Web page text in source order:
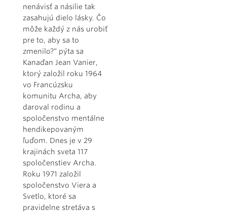
nenávisť a násilie tak
zasahujú dielo lásky. Čo
môže každý z nás urobiť
pre to, aby sa to
zmenilo?“ pýta sa
Kanaďan Jean Vanier,
ktorý založil roku 1964
vo Francúzsku
komunitu Archa, aby
daroval rodinu a
spoločenstvo mentálne
hendikepovaným
ľuďom. Dnes je v 29
krajinách sveta 117
spoločenstiev Archa.
Roku 1971 založil
spoločenstvo Viera a
Svetlo, ktoré sa
pravidelne stretáva s